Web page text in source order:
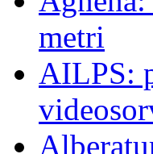
metri
AILPS: